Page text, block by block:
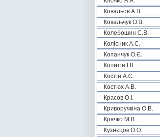
Ковальов А.В.
Ковальчук О.В.
Колебошин С.В.
Колісник А.С.
Копанчук О.Є.
Копитін І.В.
Костін А.Є.
Костюх А.В.
Красов О.І.
Криворучкіна О.В.
Крячко М.В.
Кузнєцов О.О.